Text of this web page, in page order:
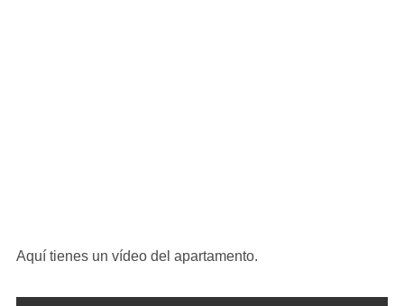
Aquí tienes un vídeo del apartamento.